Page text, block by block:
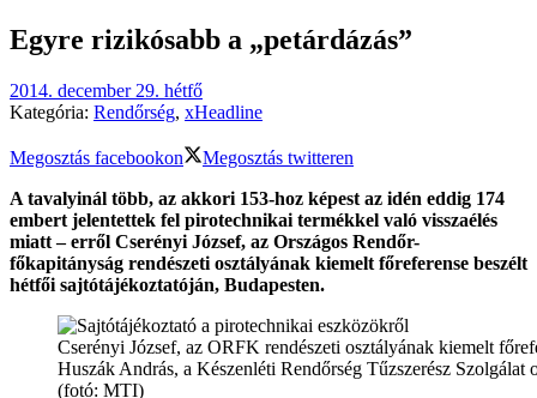
Egyre rizikósabb a „petárdázás”
2014. december 29. hétfő
Kategória: Rendőrség, xHeadline
Megosztás facebookon
Megosztás twitteren
A tavalyinál több, az akkori 153-hoz képest az idén eddig 174
embert jelentettek fel pirotechnikai termékkel való visszaélés
miatt – erről Cserényi József, az Országos Rendőr-
főkapitányság rendészeti osztályának kiemelt főreferense beszélt
hétfői sajtótájékoztatóján, Budapesten.
Cserényi József, az ORFK rendészeti osztályának kiemelt
Huszák András, a Készenléti Rendőrség Tűzszerész Szolgálat
(fotó: MTI)